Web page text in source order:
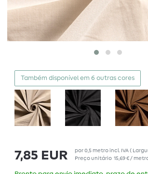
Também disponível em 6 outras cores
7,85 EUR por0,5 metroincl. IVA(
Preço unitário 15,69 € /